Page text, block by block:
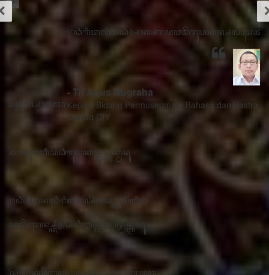
- Tri Agus Nugraha
Kepala Bidang Permuseuman, Bahasa dan Sastra
Disbud DIY